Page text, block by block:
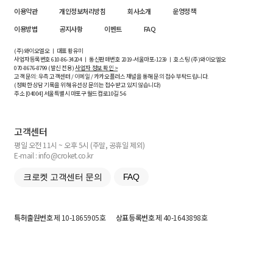
이용약관 개인정보처리방침 회사소개
운영정책
이용방법
공지사항 이벤트 FAQ
(주)와이오엘오 ㅣ 대표 황유미
사업자등록번호610-86-34204ㅣ 통신판매번호 2019-서울마포-1239 ㅣ 호스팅 (주)와이오엘오
070-8676-8799 (발신 전용)사업자 정보 확인 >
고객 문의: 우측 고객센터 / 이메일 / 카카오플러스 채널을 통해 문의 접수 부탁드립니다.
(정확한 상담 기록을 위해 유선상 문의는 접수받고 있지 않습니다)
주소 [04004] 서울특별시 마포구 월드컵로10길5-6
고객센터
평일 오전 11시 ~ 오후 5시 (주말, 공휴일 제외)
E-mail : info@croket.co.kr
크로켓 고객센터 문의 FAQ
특허출원번호제 10-1865905호 상표등록번호제 40-1643898호